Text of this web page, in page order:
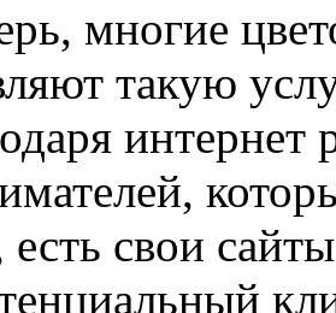
многие
такую
есть свои